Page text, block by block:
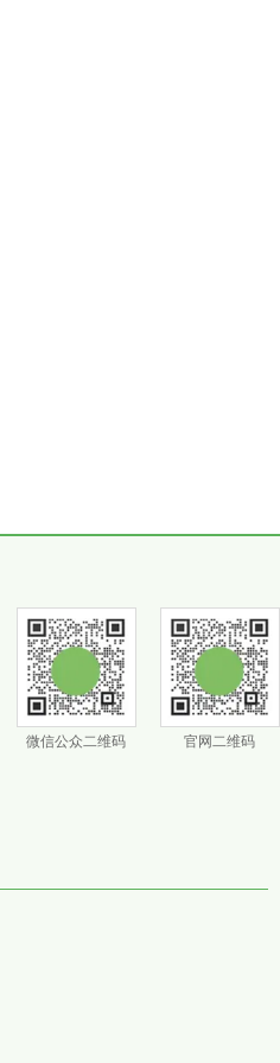
微信公众二维码 官网二维码